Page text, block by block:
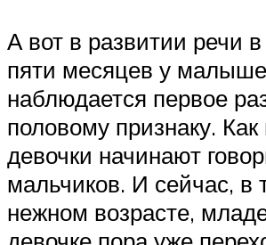
А вот в развитии речи
пяти месяцев у
наблюдается первое
половому признаку. Как
девочки начинают
мальчиков. И сейчас, в
нежном возрасте,